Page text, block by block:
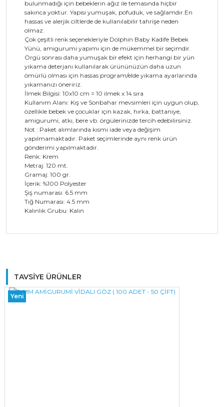
bulunmadığı için bebeklerin ağız ile temasında hiçbir
sakınca yoktur. Yapısı yumuşak, pofuduk, ve sağlamdır.En
hassas ve alerjik ciltlerde de kullanılabilir tahrişe neden
olmaz.
Çok çeşitli renk seçenekleriyle Dolphin Baby Kadife Bebek
Yünü, amigurumi yapımı için de mükemmel bir seçimdir.
Örgü sonrası daha yumuşak bir efekt için herhangi bir yün
yıkama deterjanı kullanılarak ürününüzün daha uzun
ömürlü olması için hassas program/elde yıkama ayarlarında
yıkamanızı öneririz.
İlmek Bilgisi: 10x10 cm = 10 ilmek x 14 sıra
Kullanım Alanı: Kış ve Sonbahar mevsimleri için uygun olup,
özellikle bebek ve çocuklar için kazak, hırka, battaniye,
amigurumi, atkı, bere vb. örgülerinizde tercih edebilirsiniz.
Not : Paket alımlarında kısmi iade veya değişim
yapılmamaktadır. Paket seçimlerinde aynı renk ürün
gönderimi yapılmaktadır.
Renk: Krem
Metraj: 120 mt.
Gramaj: 100 gr.
İçerik: %100 Polyester
Şiş numarası: 6.5 mm
Tığ Numarası: 4.5 mm
Kalınlık Grubu: Kalın
TAVSİYE ÜRÜNLER
Yeni